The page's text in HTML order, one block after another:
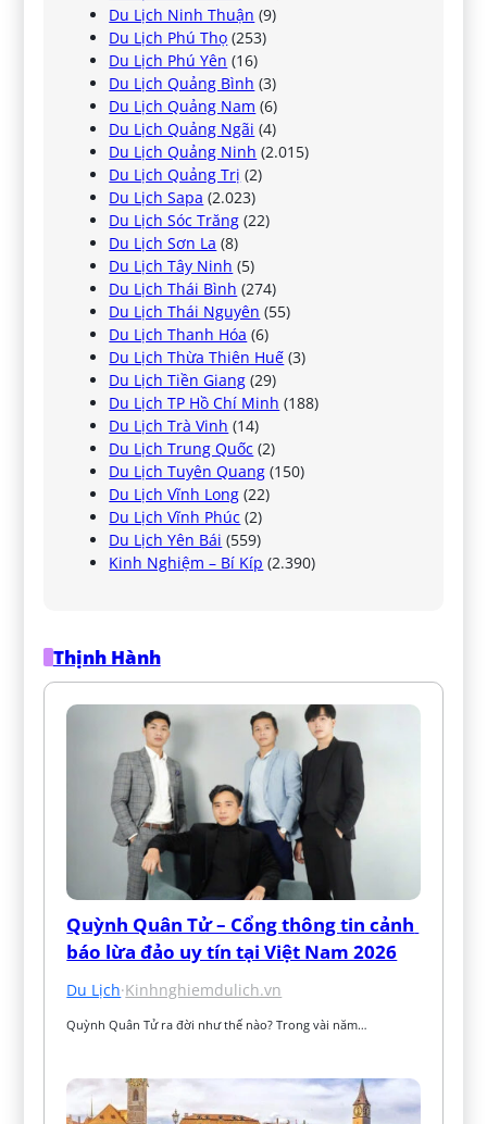
Du Lịch Ninh Thuận (9)
Du Lịch Phú Thọ (253)
Du Lịch Phú Yên (16)
Du Lịch Quảng Bình (3)
Du Lịch Quảng Nam (6)
Du Lịch Quảng Ngãi (4)
Du Lịch Quảng Ninh (2.015)
Du Lịch Quảng Trị (2)
Du Lịch Sapa (2.023)
Du Lịch Sóc Trăng (22)
Du Lịch Sơn La (8)
Du Lịch Tây Ninh (5)
Du Lịch Thái Bình (274)
Du Lịch Thái Nguyên (55)
Du Lịch Thanh Hóa (6)
Du Lịch Thừa Thiên Huế (3)
Du Lịch Tiền Giang (29)
Du Lịch TP Hồ Chí Minh (188)
Du Lịch Trà Vinh (14)
Du Lịch Trung Quốc (2)
Du Lịch Tuyên Quang (150)
Du Lịch Vĩnh Long (22)
Du Lịch Vĩnh Phúc (2)
Du Lịch Yên Bái (559)
Kinh Nghiệm – Bí Kíp (2.390)
Thịnh Hành
Quỳnh Quân Tử – Cổng thông tin cảnh
báo lừa đảo uy tín tại Việt Nam 2026
Du Lịch·Kinhnghiemdulich.vn
Quỳnh Quân Tử ra đời như thế nào? Trong vài năm…